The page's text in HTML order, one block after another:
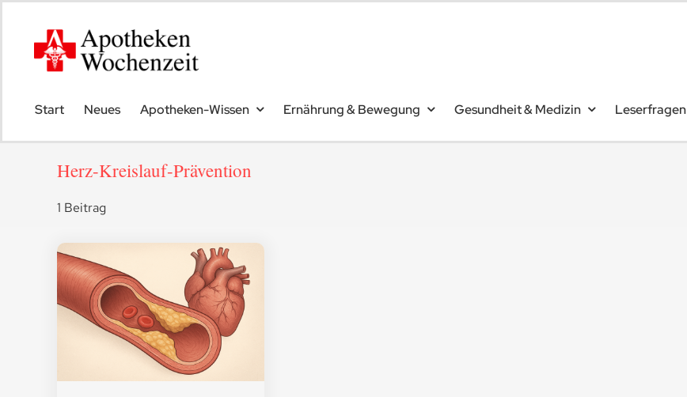
content
Start Neues Apotheken-Wissen Ernährung & Bewegung Gesundheit & Medizin Leserfragen
Herz-Kreislauf-Prävention
1 Beitrag